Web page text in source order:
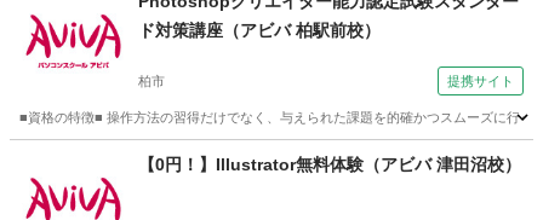
ド対策講座（アビバ 柏駅前校）
柏市 提携サイト
■資格の特徴■ 操作方法の習得だけでなく、与えられた課題を的確かつスムーズに行
Webデザイナー
【0円！】Illustrator無料体験（アビバ 津田沼校）